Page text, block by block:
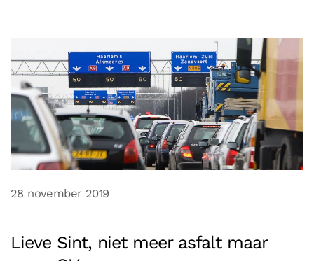
28 november 2019
Lieve Sint, niet meer asfalt maar